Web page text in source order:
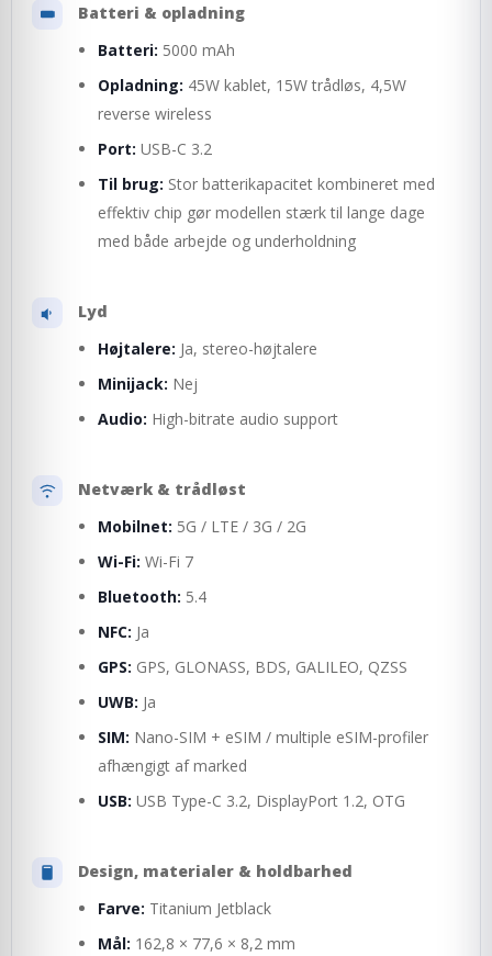
Batteri & opladning
Batteri: 5000 mAh
Opladning: 45W kablet, 15W trådløs, 4,5W
reverse wireless
Port: USB-C 3.2
Til brug: Stor batterikapacitet kombineret med
effektiv chip gør modellen stærk til lange dage
med både arbejde og underholdning
Lyd
Højtalere: Ja, stereo-højtalere
Minijack: Nej
Audio: High-bitrate audio support
Netværk & trådløst
Mobilnet: 5G / LTE / 3G / 2G
Wi-Fi: Wi-Fi 7
Bluetooth: 5.4
NFC: Ja
GPS: GPS, GLONASS, BDS, GALILEO, QZSS
UWB: Ja
SIM: Nano-SIM + eSIM / multiple eSIM-profiler
afhængigt af marked
USB: USB Type-C 3.2, DisplayPort 1.2, OTG
Design, materialer & holdbarhed
Farve: Titanium Jetblack
Mål: 162,8 × 77,6 × 8,2 mm